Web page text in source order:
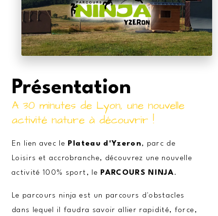
Présentation
A 30 minutes de Lyon, une nouvelle
activité nature à découvrir !
En lien avec le Plateau d'Yzeron, parc de
Loisirs et accrobranche, découvrez une nouvelle
activité 100% sport, le PARCOURS NINJA.
Le parcours ninja est un parcours d'obstacles
dans lequel il faudra savoir allier rapidité, force,